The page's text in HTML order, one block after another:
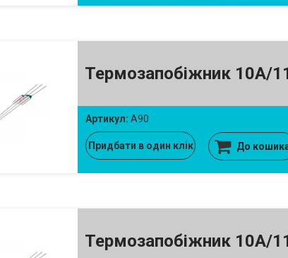
Термозапобіжник 10A/
Артикул: A90
Придбати в один клік До
Термозапобіжник 10A/